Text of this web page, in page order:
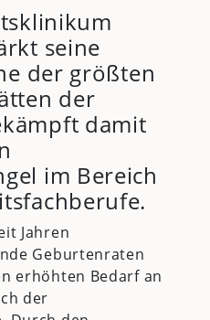
seine
der größten
der
damit
im Bereich
Jahren
Geburtenraten
erhöhten Bedarf an
der